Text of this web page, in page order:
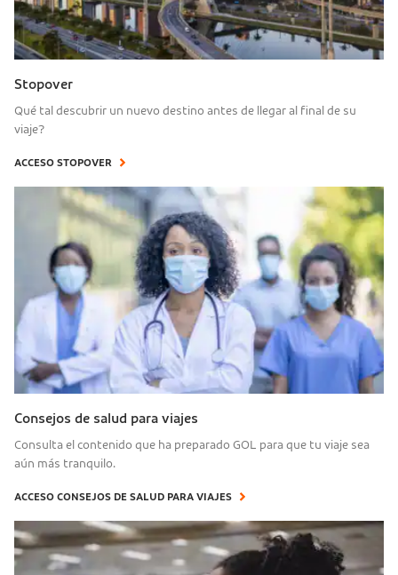
Stopover
Qué tal descubrir un nuevo destino antes de llegar al final de su
viaje?
ACCESO STOPOVER
Consejos de salud para viajes
Consulta el contenido que ha preparado GOL para que tu viaje sea
aún más tranquilo.
ACCESO CONSEJOS DE SALUD PARA VIAJES